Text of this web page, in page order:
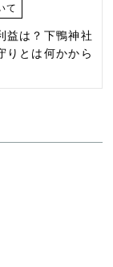
て
益は？下鴨神社
りとは何かから